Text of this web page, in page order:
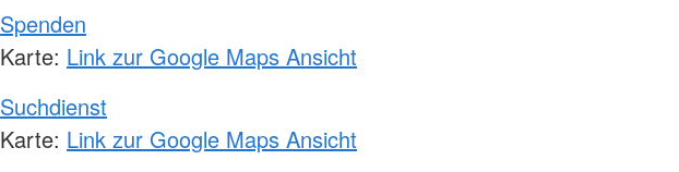
Spenden
Karte: Link zur Google Maps Ansicht
Suchdienst
Karte: Link zur Google Maps Ansicht